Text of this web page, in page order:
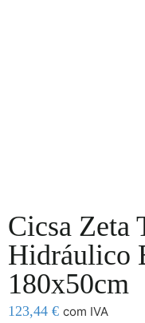
Cicsa Zeta
Hidráulico
180x50cm
123,44 € com IVA